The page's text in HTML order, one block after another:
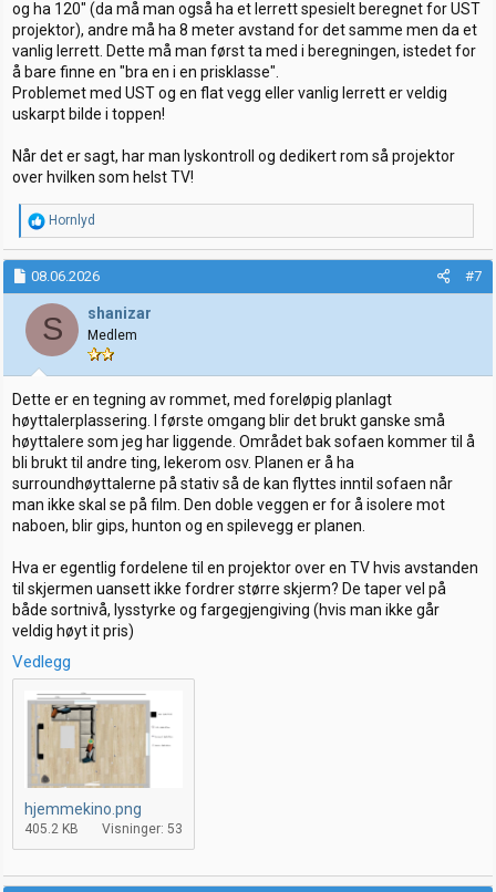
og ha 120" (da må man også ha et lerrett spesielt beregnet for UST
projektor), andre må ha 8 meter avstand for det samme men da et
vanlig lerrett. Dette må man først ta med i beregningen, istedet for
å bare finne en "bra en i en prisklasse".
Problemet med UST og en flat vegg eller vanlig lerrett er veldig
uskarpt bilde i toppen!
Når det er sagt, har man lyskontroll og dedikert rom så projektor
over hvilken som helst TV!
R
e
a
k
j
o
n
e
r
:
Hornlyd
08.06.2026 #7
S shanizar
Medlem
Dette er en tegning av rommet, med foreløpig planlagt
høyttalerplassering. I første omgang blir det brukt ganske små
høyttalere som jeg har liggende. Området bak sofaen kommer til å
bli brukt til andre ting, lekerom osv. Planen er å ha
surroundhøyttalerne på stativ så de kan flyttes inntil sofaen når
man ikke skal se på film. Den doble veggen er for å isolere mot
naboen, blir gips, hunton og en spilevegg er planen.
Hva er egentlig fordelene til en projektor over en TV hvis avstanden
til skjermen uansett ikke fordrer større skjerm? De taper vel på
både sortnivå, lysstyrke og fargegjengiving (hvis man ikke går
veldig høyt it pris)
Vedlegg
hjemmekino.png
405.2 KB Visninger: 53